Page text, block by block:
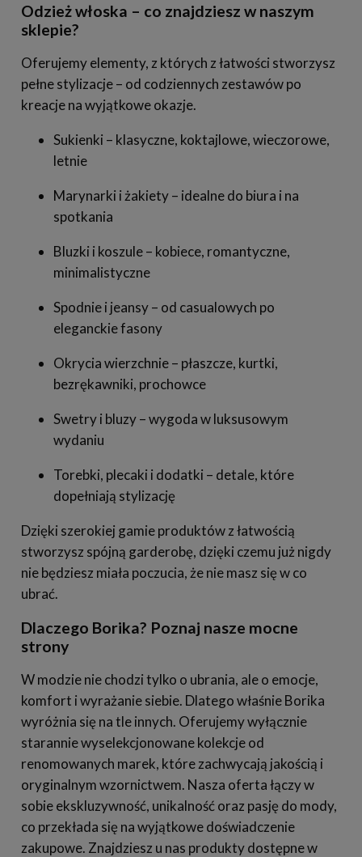
Odzież włoska – co znajdziesz w naszym
sklepie?
Oferujemy elementy, z których z łatwości stworzysz
pełne stylizacje – od codziennych zestawów po
kreacje na wyjątkowe okazje.
Sukienki – klasyczne, koktajlowe, wieczorowe,
letnie
Marynarki i żakiety – idealne do biura i na
spotkania
Bluzki i koszule – kobiece, romantyczne,
minimalistyczne
Spodnie i jeansy – od casualowych po
eleganckie fasony
Okrycia wierzchnie – płaszcze, kurtki,
bezrękawniki, prochowce
Swetry i bluzy – wygoda w luksusowym
wydaniu
Torebki, plecaki i dodatki – detale, które
dopełniają stylizację
Dzięki szerokiej gamie produktów z łatwością
stworzysz spójną garderobę, dzięki czemu już nigdy
nie będziesz miała poczucia, że nie masz się w co
ubrać.
Dlaczego Borika? Poznaj nasze mocne
strony
W modzie nie chodzi tylko o ubrania, ale o emocje,
komfort i wyrażanie siebie. Dlatego właśnie Borika
wyróżnia się na tle innych. Oferujemy wyłącznie
starannie wyselekcjonowane kolekcje od
renomowanych marek, które zachwycają jakością i
oryginalnym wzornictwem. Nasza oferta łączy w
sobie ekskluzywność, unikalność oraz pasję do mody,
co przekłada się na wyjątkowe doświadczenie
zakupowe. Znajdziesz u nas produkty dostępne w